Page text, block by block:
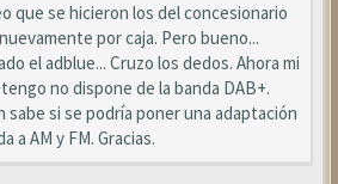
que se hicieron los del concesionario
por caja. Pero bueno...
el adblue... Cruzo los dedos. Ahora mi
no dispone de la banda DAB+.
sabe si se podría poner una adaptación
a AM y FM. Gracias.